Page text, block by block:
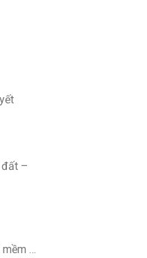
đất –
…